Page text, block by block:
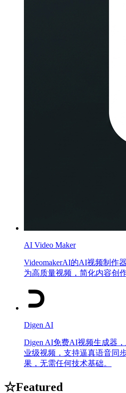
AI Video Maker
VideomakerAI的AI视频制作
为高质量视频，简化内容创
Digen AI
Digen AI免费AI视频生成器
业级视频，支持逼真语音同
果，无需任何技术基础。
☆Featured